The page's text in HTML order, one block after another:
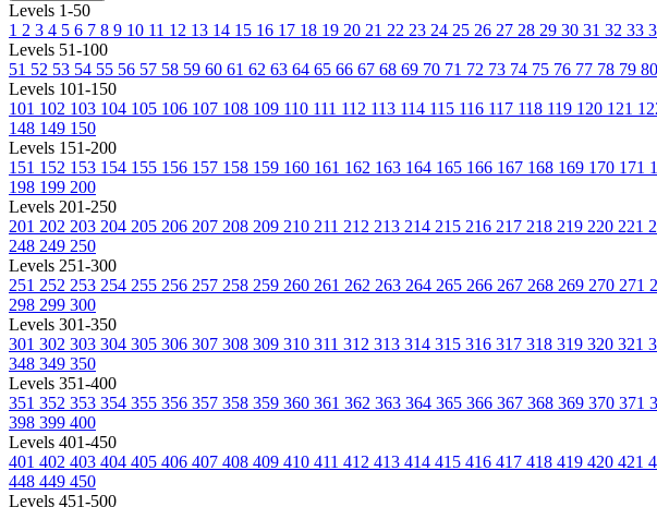
Levels 1-50
1 2 3 4 5 6 7 8 9 10 11 12 13 14 15 16 17 18 19 20 21 22 23 24 25 26 27 28 29 30 31 32 33
Levels 51-100
51 52 53 54 55 56 57 58 59 60 61 62 63 64 65 66 67 68 69 70 71 72 73 74 75 76 77 78 79 80
Levels 101-150
101 102 103 104 105 106 107 108 109 110 111 112 113 114 115 116 117 118 119 120 121
148 149 150
Levels 151-200
151 152 153 154 155 156 157 158 159 160 161 162 163 164 165 166 167 168 169 170 171
198 199 200
Levels 201-250
201 202 203 204 205 206 207 208 209 210 211 212 213 214 215 216 217 218 219 220 221
248 249 250
Levels 251-300
251 252 253 254 255 256 257 258 259 260 261 262 263 264 265 266 267 268 269 270 271
298 299 300
Levels 301-350
301 302 303 304 305 306 307 308 309 310 311 312 313 314 315 316 317 318 319 320 321
348 349 350
Levels 351-400
351 352 353 354 355 356 357 358 359 360 361 362 363 364 365 366 367 368 369 370 371
398 399 400
Levels 401-450
401 402 403 404 405 406 407 408 409 410 411 412 413 414 415 416 417 418 419 420 421
448 449 450
Levels 451-500